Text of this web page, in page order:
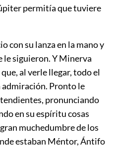
permitía que tuviere
con su lanza en la mano y
le siguieron. Y Minerva
al verle llegar, todo el
Pronto le
pronunciando
en su espíritu cosas
muchedumbre de los
estaban Méntor, Ántifo